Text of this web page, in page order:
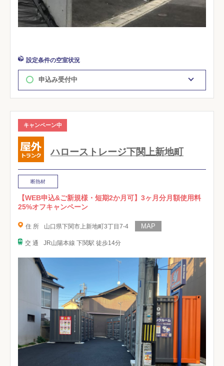
設定条件の空室状況
申込み受付中
キャンペーン中
ハローストレージ下関上新地町
断熱材
【WEB申込&ご新規様・短期2か月可】3ヶ月分月額使用料
25%オフキャンペーン
住 所 山口県下関市上新地町3丁目7-4
交 通 JR山陽本線 下関駅 徒歩14分